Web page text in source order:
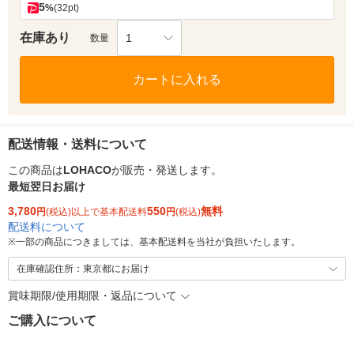
5%(32pt)
在庫あり 数量 1
カートに入れる
配送情報・送料について
この商品はLOHACOが販売・発送します。
最短翌日お届け
3,780円(税込)以上で基本配送料550円(税込)無料
配送料について
※一部の商品につきましては、基本配送料を当社が負担いたします。
在庫確認住所：東京都にお届け
賞味期限/使用期限・返品について
ご購入について